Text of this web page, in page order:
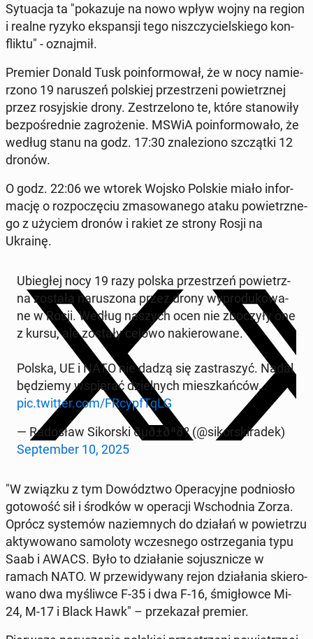
Sy­tu­acja ta "po­ka­zu­je na nowo wpływ wojny na region
i realne ryzyko eks­pan­sji tego nisz­czy­ciel­skie­go kon­
flik­tu" - oznaj­mił.
Premier Donald Tusk po­in­for­mo­wał, że w nocy na­mie­
rzo­no 19 na­ru­szeń pol­skiej prze­strze­ni po­wietrz­nej
przez ro­syj­skie drony. Ze­strze­lo­no te, które sta­no­wi­ły
bez­po­śred­nie za­gro­że­nie. MSWiA po­in­for­mo­wa­ło, że
według stanu na godz. 17:30 zna­le­zio­no szcząt­ki 12
dronów.
O godz. 22:06 we wtorek Wojsko Polskie miało in­for­
ma­cję o roz­po­czę­ciu zma­so­wa­ne­go ataku po­wietrz­ne­
go z użyciem dronów i rakiet ze strony Rosji na
Ukrainę.
Ubie­głej nocy 19 razy polska prze­strzeń po­wietrz­
na została na­ru­szo­na przez drony wy­pro­du­ko­wa­
ne w Rosji. Według naszych ocen nie zbo­czy­ły one
z kursu, ale zostały celowo na­kie­ro­wa­ne.
Polska, UE i NATO nie dadzą się za­stra­szyć. Nadal
bę­dzie­my wspie­rać dziel­nych miesz­kań­ców…
pic.twitter.com/FRcyp­fTqLG
— Ra­do­sław Si­kor­ski ðµð±ðªðº (@si­kor­ski­ra­dek)
Sep­tem­ber 10, 2025
"W związku z tym Do­wódz­two Ope­ra­cyj­ne pod­nio­sło
go­to­wość sił i środków w ope­ra­cji Wschod­nia Zorza.
Oprócz sys­te­mów na­ziem­nych do działań w po­wie­trzu
ak­ty­wo­wa­no sa­mo­lo­ty wcze­sne­go ostrze­ga­nia typu
Saab i AWACS. Było to dzia­ła­nie so­jusz­ni­cze w
ramach NATO. W prze­wi­dy­wa­ny rejon dzia­ła­nia skie­ro­
wa­no dwa my­śliw­ce F-35 i dwa F-16, śmi­głow­ce Mi-
24, M-17 i Black Hawk" – prze­ka­zał premier.